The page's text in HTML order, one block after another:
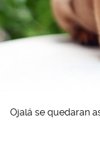
Ojalá se quedaran